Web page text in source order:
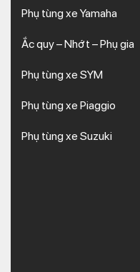
Phụ tùng xe Yamaha
Ắc quy – Nhớt – Phụ gia
Phụ tùng xe SYM
Phụ tùng xe Piaggio
Phụ tùng xe Suzuki